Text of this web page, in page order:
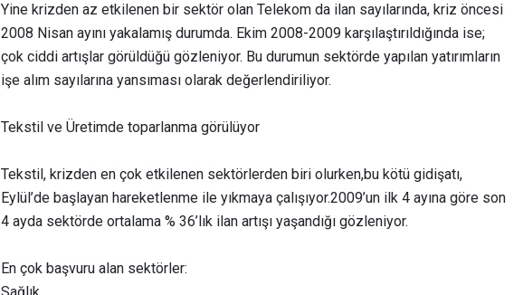
Yine krizden az etkilenen bir sektör olan Telekom da ilan sayılarında, kriz öncesi
2008 Nisan ayını yakalamış durumda. Ekim 2008-2009 karşılaştırıldığında ise;
çok ciddi artışlar görüldüğü gözleniyor. Bu durumun sektörde yapılan yatırımların
işe alım sayılarına yansıması olarak değerlendiriliyor.
Tekstil ve Üretimde toparlanma görülüyor
Tekstil, krizden en çok etkilenen sektörlerden biri olurken,bu kötü gidişatı,
Eylül’de başlayan hareketlenme ile yıkmaya çalışıyor.2009’un ilk 4 ayına göre son
4 ayda sektörde ortalama % 36’lık ilan artışı yaşandığı gözleniyor.
En çok başvuru alan sektörler: